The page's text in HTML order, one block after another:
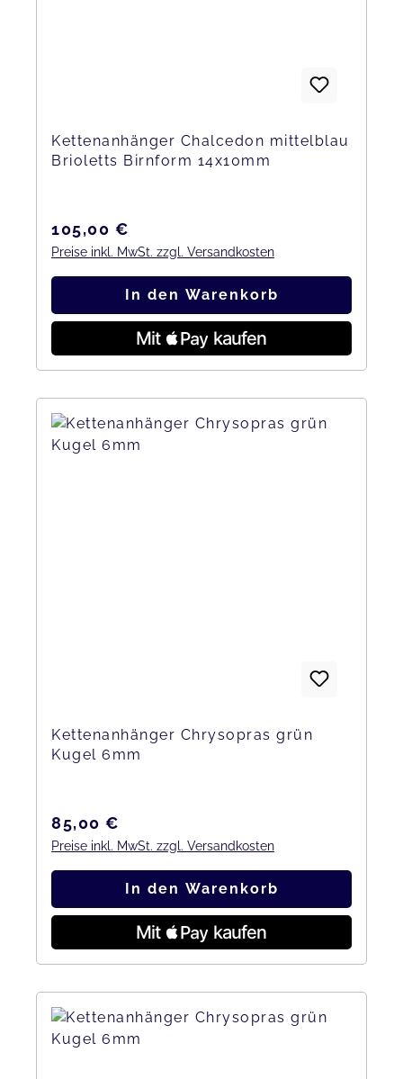
Kettenanhänger Chalcedon mittelblau
Brioletts Birnform 14x10mm
Regulärer Preis:
105,00 €
Preise inkl. MwSt. zzgl. Versandkosten
In den Warenkorb
Kettenanhänger Chrysopras grün
Kugel 6mm
Regulärer Preis:
85,00 €
Preise inkl. MwSt. zzgl. Versandkosten
In den Warenkorb